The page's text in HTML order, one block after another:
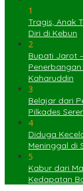
1
Tragis, Anak
Diri di Kebun
2
Bupati Jarot
Kaharuddin
3
Belajar dari
Pilkades
4
Diduga
Meninggal di
5
Kabur dari
Kedapatan